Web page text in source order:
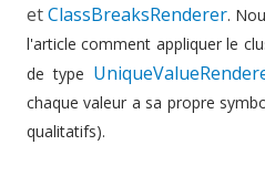
etClassBreaksRenderer.
l'article comment appliquer le
de type
chaque valeur a sa propre
qualitatifs).